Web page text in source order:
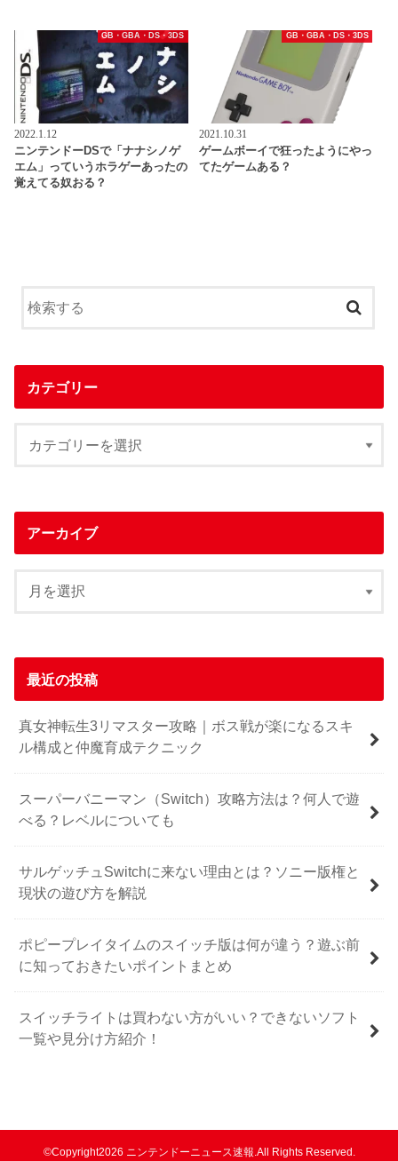
GB・GBA・DS・3DS
2022.1.12
ニンテンドーDSで「ナナシノゲ
エム」っていうホラゲーあったの
覚えてる奴おる？
GB・GBA・DS・3DS
2021.10.31
ゲームボーイで狂ったようにやっ
てたゲームある？
カテゴリー
アーカイブ
最近の投稿
真女神転生3リマスター攻略｜ボス戦が楽になるスキ
ル構成と仲魔育成テクニック
スーパーバニーマン（Switch）攻略方法は？何人で遊
べる？レベルについても
サルゲッチュSwitchに来ない理由とは？ソニー版権と
現状の遊び方を解説
ポピープレイタイムのスイッチ版は何が違う？遊ぶ前
に知っておきたいポイントまとめ
スイッチライトは買わない方がいい？できないソフト
一覧や見分け方紹介！
©Copyright2026 ニンテンドーニュース速報 .All Rights Reserved.